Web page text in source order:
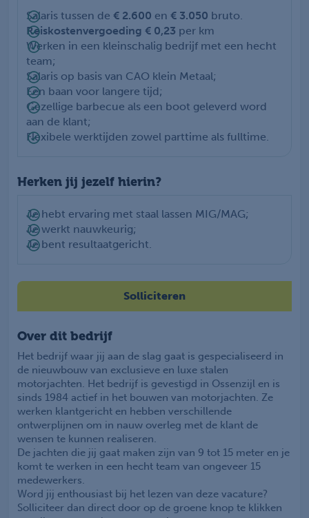
Salaris tussen de € 2.600 en € 3.050 bruto.
Reiskostenvergoeding € 0,23 per km
Werken in een kleinschalig bedrijf met een hecht
team;
Salaris op basis van CAO klein Metaal;
Een baan voor langere tijd;
Gezellige barbecue als een boot geleverd word
aan de klant;
Flexibele werktijden zowel parttime als fulltime.
Herken jij jezelf hierin?
Je hebt ervaring met staal lassen MIG/MAG;
Je werkt nauwkeurig;
Je bent resultaatgericht.
Solliciteren
Over dit bedrijf
Het bedrijf waar jij aan de slag gaat is gespecialiseerd in
de nieuwbouw van exclusieve en luxe stalen
motorjachten. Het bedrijf is gevestigd in Ossenzijl en is
sinds 1984 actief in het bouwen van motorjachten. Ze
werken klantgericht en hebben verschillende
ontwerplijnen om in nauw overleg met de klant de
wensen te kunnen realiseren.
De jachten die jij gaat maken zijn van 9 tot 15 meter en je
komt te werken in een hecht team van ongeveer 15
medewerkers.
Word jij enthousiast bij het lezen van deze vacature?
Solliciteer dan direct door op de groene knop te klikken